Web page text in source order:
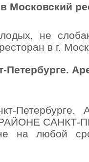
Московский
не
в г.
Петербурге.
Петербурге.
САНКТ-
на любой